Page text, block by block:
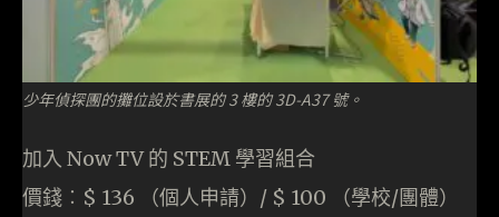
少年偵探團的攤位設於書展的 3 樓的 3D-A37 號。
加入 Now TV 的 STEM 學習組合
價錢︰$ 136 （個人申請）/ $ 100 （學校/團體）